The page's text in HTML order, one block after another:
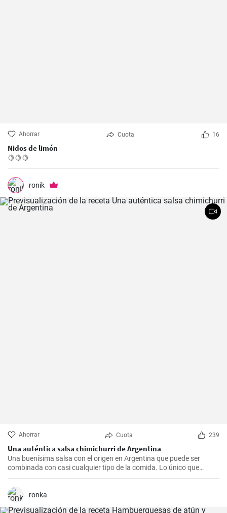
Ahorrar Cuota 16
Nidos de limón
🍋🍋🍋
ronik
Ahorrar Cuota 239
Una auténtica salsa chimichurri de Argentina
Una buenísima salsa con el origen en Argentina que puede ser
combinada con casi cualquier tipo de la comida. Lo único que
debería hacer es seguir la receta presente.
ronka